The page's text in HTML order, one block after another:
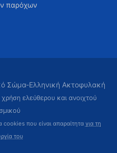
παρόχων
Σώμα-Ελληνική Ακτοφυλακή
ελεύθερου και ανοιχτού
cookies που είναι απαραίτητα για τη
του